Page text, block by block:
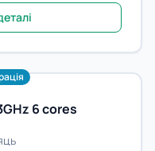
6 cores